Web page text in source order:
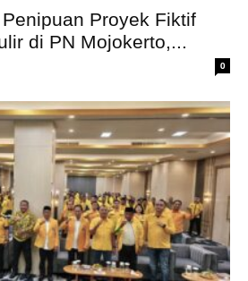
Proyek Fiktif
di PN Mojokerto,...
0